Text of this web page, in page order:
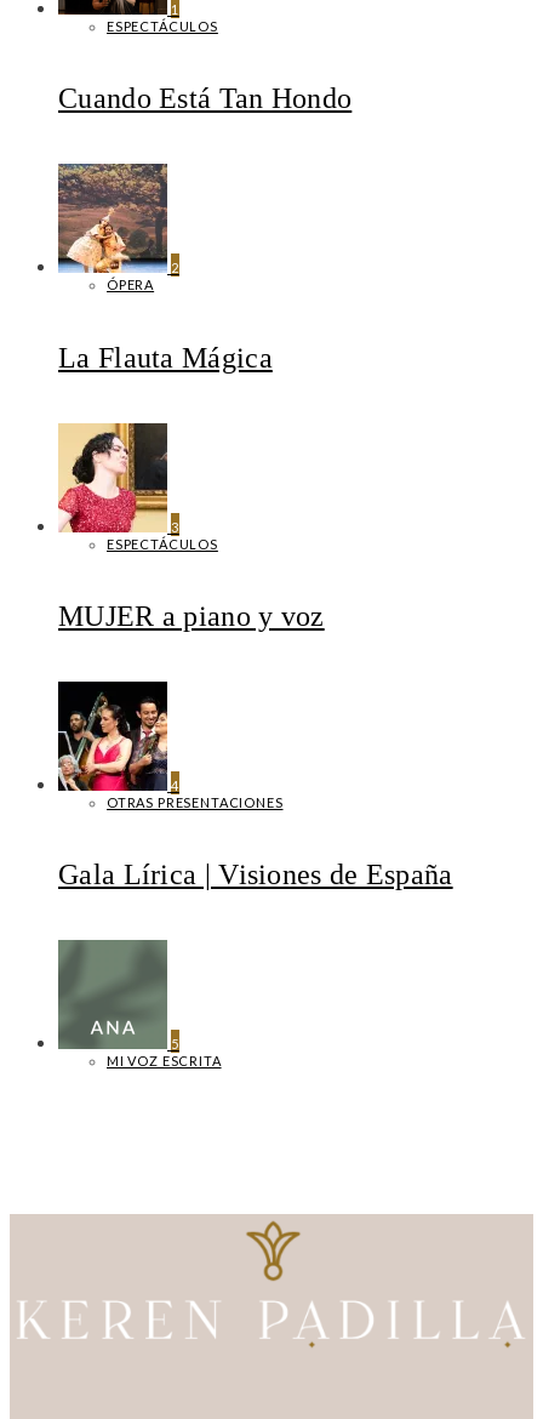
1
ESPECTÁCULOS
Cuando Está Tan Hondo
2
ÓPERA
La Flauta Mágica
3
ESPECTÁCULOS
MUJER a piano y voz
4
OTRAS PRESENTACIONES
Gala Lírica | Visiones de España
5
MI VOZ ESCRITA